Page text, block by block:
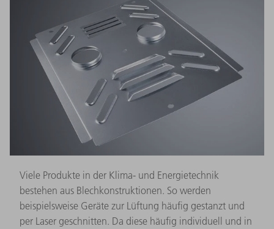
Viele Produkte in der Klima- und Energietechnik
bestehen aus Blechkonstruktionen. So werden
beispielsweise Geräte zur Lüftung häufig gestanzt und
per Laser geschnitten. Da diese häufig individuell und in